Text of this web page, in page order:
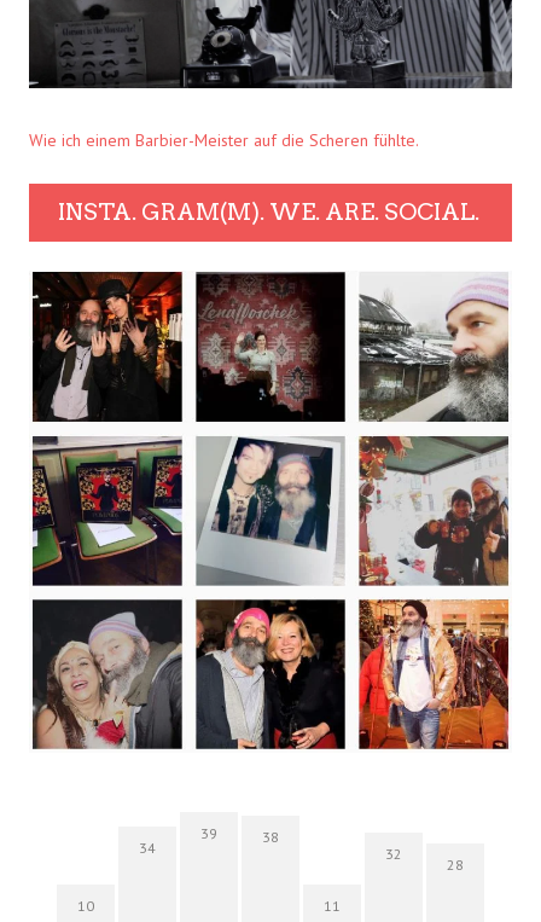
Wie ich einem Barbier-Meister auf die Scheren fühlte.
INSTA. GRAM(M). WE. ARE. SOCIAL.
10
34
39 38
11
32
28